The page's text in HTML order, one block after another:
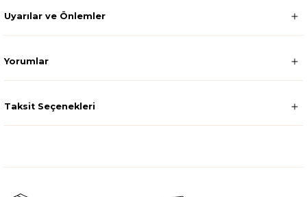
Uyarılar ve Önlemler
Yorumlar
Taksit Seçenekleri